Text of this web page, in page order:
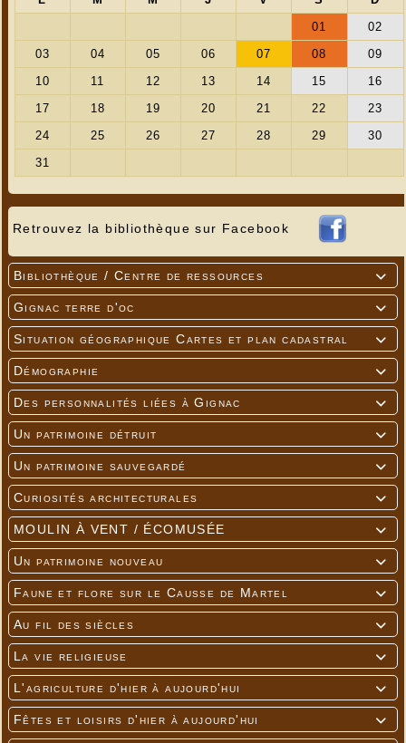
Retrouvez la bibliothèque sur Facebook

Bibliothèque / Centre de ressources

Gignac terre d'oc

Situation géographique Cartes et plan cadastral

Démographie

Des personnalités liées à Gignac

Un patrimoine détruit

Un patrimoine sauvegardé

Curiosités architecturales

MOULIN À VENT / ÉCOMUSÉE

Un patrimoine nouveau

Faune et flore sur le Causse de Martel

Au fil des siècles

La vie religieuse

L'agriculture d'hier à aujourd'hui

Fêtes et loisirs d'hier à aujourd'hui